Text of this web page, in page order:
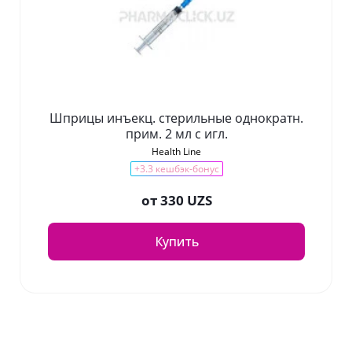
Шприцы инъекц. стерильные однократн.
прим. 2 мл с игл.
Health Line
+3.3 кешбэк-бонус
от330 UZS
Купить